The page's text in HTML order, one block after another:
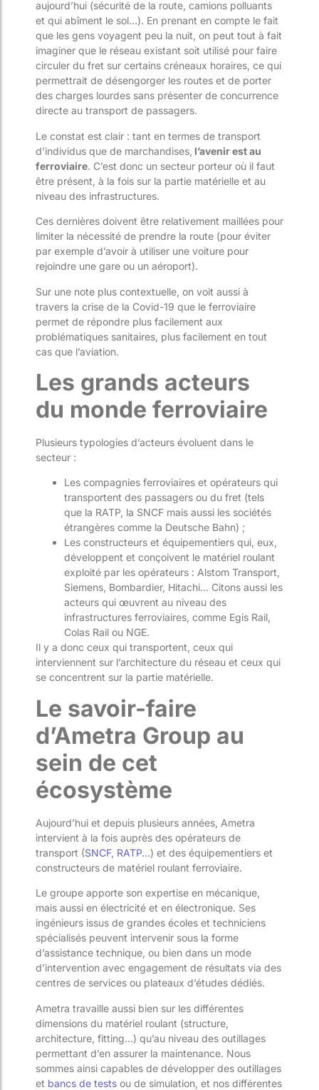
aujourd’hui (sécurité de la route, camions polluants
et qui abîment le sol…). En prenant en compte le fait
que les gens voyagent peu la nuit, on peut tout à fait
imaginer que le réseau existant soit utilisé pour faire
circuler du fret sur certains créneaux horaires, ce qui
permettrait de désengorger les routes et de porter
des charges lourdes sans présenter de concurrence
directe au transport de passagers.
Le constat est clair : tant en termes de transport
d’individus que de marchandises, l’avenir est au
ferroviaire. C’est donc un secteur porteur où il faut
être présent, à la fois sur la partie matérielle et au
niveau des infrastructures.
Ces dernières doivent être relativement maillées pour
limiter la nécessité de prendre la route (pour éviter
par exemple d’avoir à utiliser une voiture pour
rejoindre une gare ou un aéroport).
Sur une note plus contextuelle, on voit aussi à
travers la crise de la Covid-19 que le ferroviaire
permet de répondre plus facilement aux
problématiques sanitaires, plus facilement en tout
cas que l’aviation.
Les grands acteurs
du monde ferroviaire
Plusieurs typologies d’acteurs évoluent dans le
secteur :
Les compagnies ferroviaires et opérateurs qui
transportent des passagers ou du fret (tels
que la RATP, la SNCF mais aussi les sociétés
étrangères comme la Deutsche Bahn) ;
Les constructeurs et équipementiers qui, eux,
développent et conçoivent le matériel roulant
exploité par les opérateurs : Alstom Transport,
Siemens, Bombardier, Hitachi… Citons aussi les
acteurs qui œuvrent au niveau des
infrastructures ferroviaires, comme Egis Rail,
Colas Rail ou NGE.
Il y a donc ceux qui transportent, ceux qui
interviennent sur l’architecture du réseau et ceux qui
se concentrent sur la partie matérielle.
Le savoir-faire
d’Ametra Group au
sein de cet
écosystème
Aujourd’hui et depuis plusieurs années, Ametra
intervient à la fois auprès des opérateurs de
transport (SNCF, RATP…) et des équipementiers et
constructeurs de matériel roulant ferroviaire.
Le groupe apporte son expertise en mécanique,
mais aussi en électricité et en électronique. Ses
ingénieurs issus de grandes écoles et techniciens
spécialisés peuvent intervenir sous la forme
d’assistance technique, ou bien dans un mode
d’intervention avec engagement de résultats via des
centres de services ou plateaux d’études dédiés.
Ametra travaille aussi bien sur les différentes
dimensions du matériel roulant (structure,
architecture, fitting…) qu’au niveau des outillages
permettant d’en assurer la maintenance. Nous
sommes ainsi capables de développer des outillages
et bancs de tests ou de simulation, et nos différentes